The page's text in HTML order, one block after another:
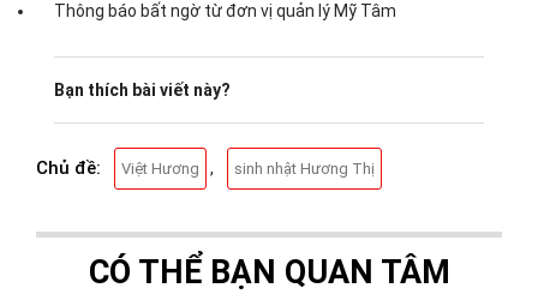
Thông báo bất ngờ từ đơn vị quản lý Mỹ Tâm
Bạn thích bài viết này?
Chủ đề: Việt Hương , sinh nhật Hương Thị
CÓ THỂ BẠN QUAN TÂM